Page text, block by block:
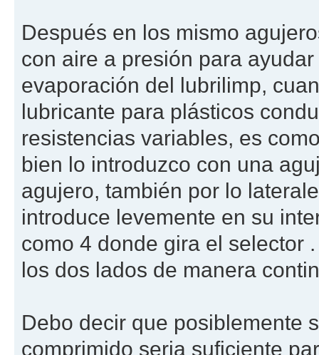
Después en los mismo
con aire a presión para
evaporación del lubrilimp,
lubricante para plásticos
resistencias variables, es
bien lo introduzco con una
agujero, también por lo
introduce levemente en su
como 4 donde gira el selector
los dos lados de manera
Debo decir que posiblemente
comprimido seria suficiente